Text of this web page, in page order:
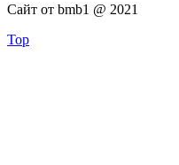
Сайт от bmb1 @ 2021
Top